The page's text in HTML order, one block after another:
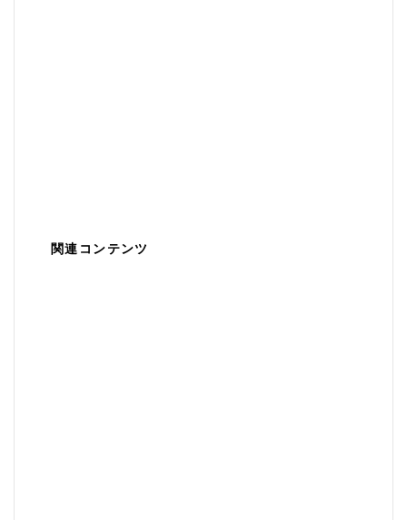
関連コンテンツ